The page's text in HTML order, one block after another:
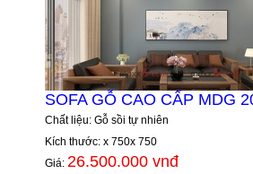
SOFA GỖ CAO CẤP MDG
Chất liệu: Gỗ sồi tự nhiên
Kích thước: x 750x 750
Giá: 26.500.000 vnđ